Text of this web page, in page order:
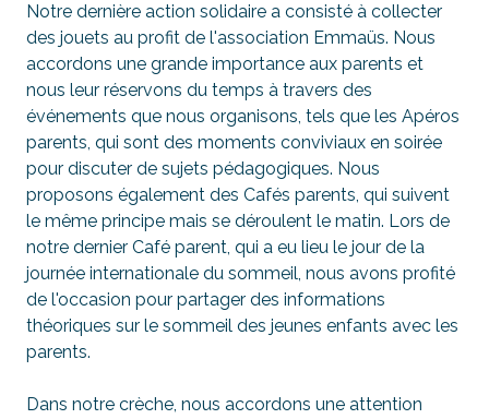
Notre dernière action solidaire a consisté à collecter
des jouets au profit de l'association Emmaüs. Nous
accordons une grande importance aux parents et
nous leur réservons du temps à travers des
événements que nous organisons, tels que les Apéros
parents, qui sont des moments conviviaux en soirée
pour discuter de sujets pédagogiques. Nous
proposons également des Cafés parents, qui suivent
le même principe mais se déroulent le matin. Lors de
notre dernier Café parent, qui a eu lieu le jour de la
journée internationale du sommeil, nous avons profité
de l'occasion pour partager des informations
théoriques sur le sommeil des jeunes enfants avec les
parents.
Dans notre crèche, nous accordons une attention